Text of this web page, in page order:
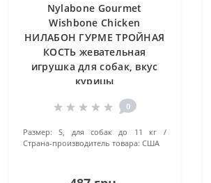
Nylabone Gourmet
Wishbone Chicken
НИЛАБОН ГУРМЕ ТРОЙНАЯ
КОСТЬ жевательная
игрушка для собак, вкус
курицы
0
Размер:
S, для собак до 11 кг
Страна-производитель товара: США